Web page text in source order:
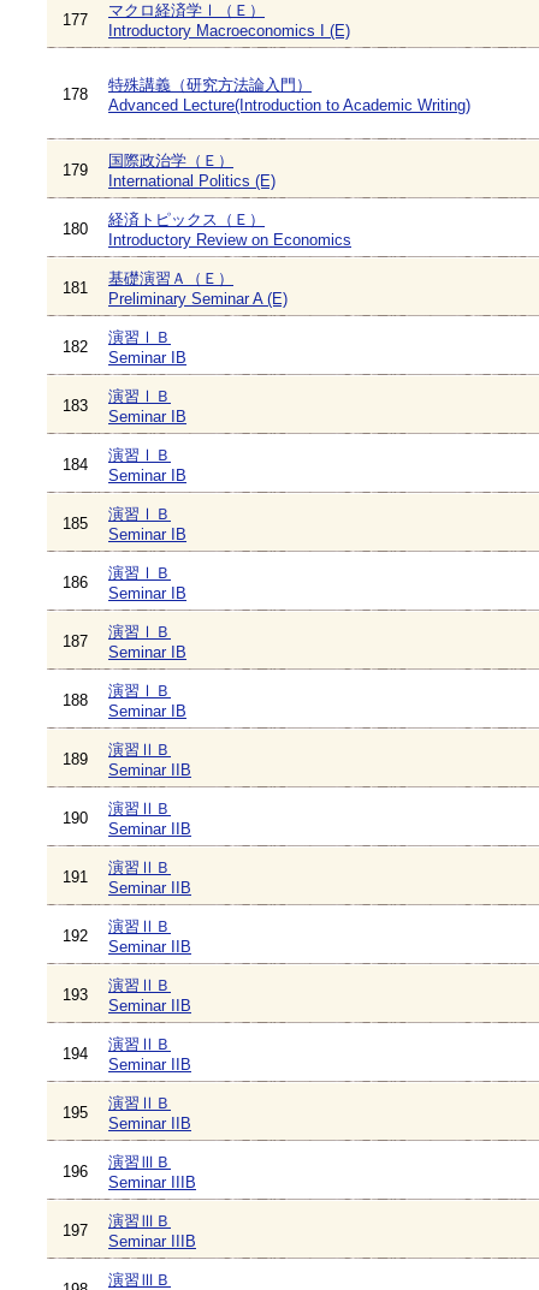
177
マクロ経済学Ⅰ（Ｅ）
Introductory Macroeconomics I (E)
178
特殊講義（研究方法論入門）
Advanced Lecture(Introduction to Academic Writing)
179
国際政治学（Ｅ）
International Politics (E)
180
経済トピックス（Ｅ）
Introductory Review on Economics
181
基礎演習Ａ（Ｅ）
Preliminary Seminar A (E)
182
演習ⅠＢ
Seminar IB
183
演習ⅠＢ
Seminar IB
184
演習ⅠＢ
Seminar IB
185
演習ⅠＢ
Seminar IB
186
演習ⅠＢ
Seminar IB
187
演習ⅠＢ
Seminar IB
188
演習ⅠＢ
Seminar IB
189
演習ⅡＢ
Seminar IIB
190
演習ⅡＢ
Seminar IIB
191
演習ⅡＢ
Seminar IIB
192
演習ⅡＢ
Seminar IIB
193
演習ⅡＢ
Seminar IIB
194
演習ⅡＢ
Seminar IIB
195
演習ⅡＢ
Seminar IIB
196
演習ⅢＢ
Seminar IIIB
197
演習ⅢＢ
Seminar IIIB
演習ⅢＢ